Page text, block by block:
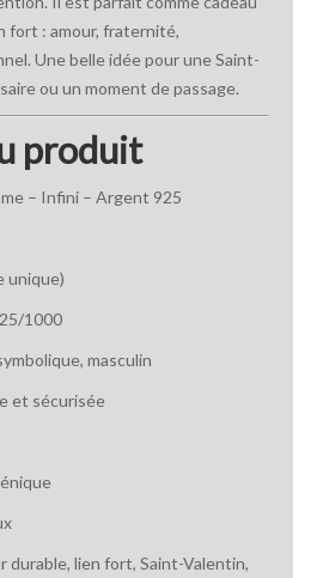
fort : amour, fraternité,
Une belle idée pour une Saint-
ou un moment de passage.
produit
– Infini – Argent 925
unique)
1000
masculin
et sécurisée
durable, lien fort, Saint-Valentin,